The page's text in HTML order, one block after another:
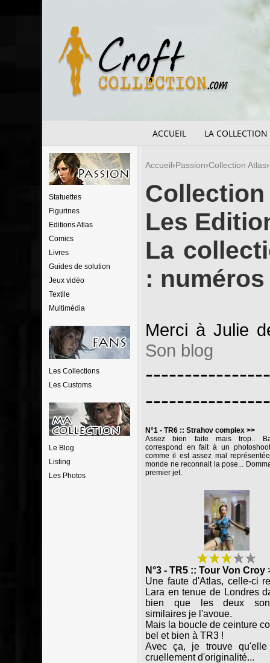
ACCUEIL LA COLLECTION
Statuettes
Figurines
Editions Atlas
Comics
Livres
Guides de solution
Jeux vidéo
Textile
Multimédia
Les Collections
Les Customs
Le Blog
Listing
Les Photos
Accueil Passion Collection Atlas
Les
La
: numéros
Merci à Julie
Son blog
N°1 - TR6 :: Strahov complex >>
Assez bien faite mais trop..
correspond en fait à un
comme il est assez mal
monde ne reconnait la pose...
premier jet.
N°3 - TR5 :: Tour Von Croy
Une faute d'Atlas, celle-ci
Lara en tenue de Londres
bien que les deux
similaires je l'avoue.
Mais la boucle de ceinture
bel et bien à TR3 !
Avec ça, je trouve qu'elle
cruellement d'originalité...